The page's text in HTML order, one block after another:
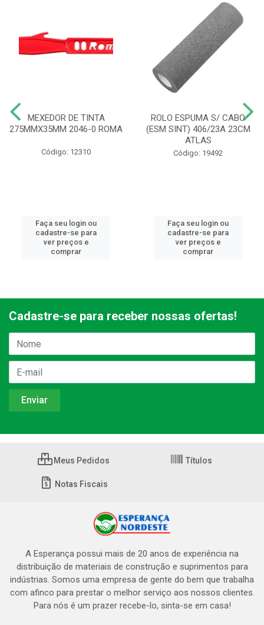
MEXEDOR DE TINTA
275MMX35MM 2046-0 ROMA
Código: 12310
Faça seu login ou
cadastre-se para
ver preços e
comprar
ROLO ESPUMA S/ CABO
(ESM SINT) 406/23A 23CM
ATLAS
Código: 19492
Faça seu login ou
cadastre-se para
ver preços e
comprar
Cadastre-se para receber nossas ofertas!
Meus Pedidos Títulos
Notas Fiscais
A Esperança possui mais de 20 anos de experiência na
distribuição de materiais de construção e suprimentos para
indústrias. Somos uma empresa de gente do bem que trabalha
com afinco para prestar o melhor serviço aos nossos clientes.
Para nós é um prazer recebe-lo, sinta-se em casa!